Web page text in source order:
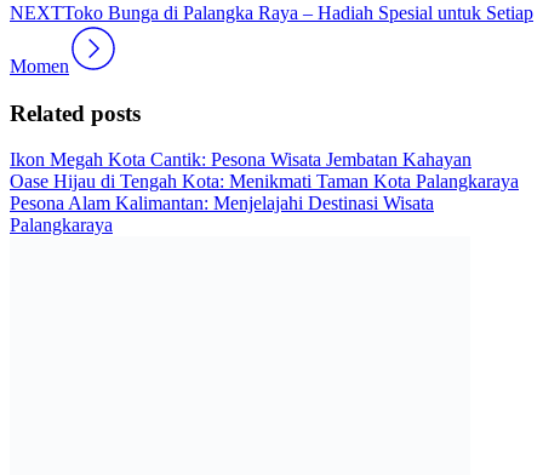
NEXTToko Bunga di Palangka Raya – Hadiah Spesial untuk Setiap
Momen
Related posts
Ikon Megah Kota Cantik: Pesona Wisata Jembatan Kahayan
Oase Hijau di Tengah Kota: Menikmati Taman Kota Palangkaraya
Pesona Alam Kalimantan: Menjelajahi Destinasi Wisata
Palangkaraya